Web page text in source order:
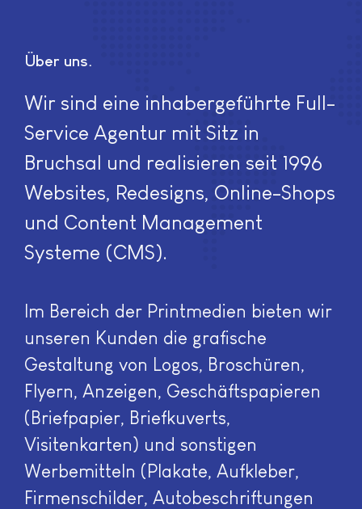
Über uns
Wir sind eine inhabergeführte Full-
Service Agentur mit Sitz in
Bruchsal und realisieren seit 1996
Websites, Redesigns, Online-Shops
und Content Management
Systeme (CMS).
Im Bereich der Printmedien bieten wir
unseren Kunden die grafische
Gestaltung von Logos, Broschüren,
Flyern, Anzeigen, Geschäftspapieren
(Briefpapier, Briefkuverts,
Visitenkarten) und sonstigen
Werbemitteln (Plakate, Aufkleber,
Firmenschilder, Autobeschriftungen